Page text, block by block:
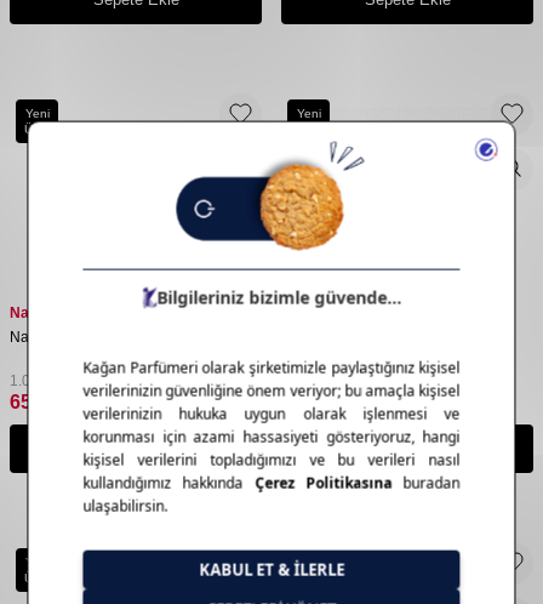
Yeni
Ürün
Nascita
Nascita At Kılı Fırça Yeşil
1.098,25
658,95 TL
Sepete Ekle
Yeni
Nascita
312,75 TL
187,65TL
Sepete Ekle
Yeni
Ürün
Yeni
Ürün